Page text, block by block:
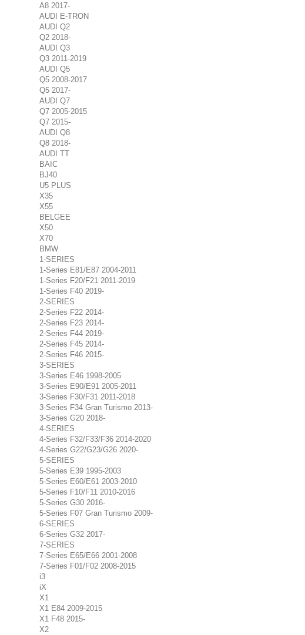
A8 2017-
AUDI E-TRON
AUDI Q2
Q2 2018-
AUDI Q3
Q3 2011-2019
AUDI Q5
Q5 2008-2017
Q5 2017-
AUDI Q7
Q7 2005-2015
Q7 2015-
AUDI Q8
Q8 2018-
AUDI TT
BAIC
BJ40
U5 PLUS
X35
X55
BELGEE
X50
X70
BMW
1-SERIES
1-Series E81/E87 2004-2011
1-Series F20/F21 2011-2019
1-Series F40 2019-
2-SERIES
2-Series F22 2014-
2-Series F23 2014-
2-Series F44 2019-
2-Series F45 2014-
2-Series F46 2015-
3-SERIES
3-Series E46 1998-2005
3-Series E90/E91 2005-2011
3-Series F30/F31 2011-2018
3-Series F34 Gran Turismo 2013-
3-Series G20 2018-
4-SERIES
4-Series F32/F33/F36 2014-2020
4-Series G22/G23/G26 2020-
5-SERIES
5-Series E39 1995-2003
5-Series E60/E61 2003-2010
5-Series F10/F11 2010-2016
5-Series G30 2016-
5-Series F07 Gran Turismo 2009-
6-SERIES
6-Series G32 2017-
7-SERIES
7-Series E65/E66 2001-2008
7-Series F01/F02 2008-2015
i3
iX
X1
X1 E84 2009-2015
X1 F48 2015-
X2